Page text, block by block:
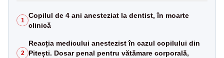
1
Copilul de 4 ani anesteziat la dentist, în moarte
clinică
2
Reacția medicului anestezist în cazul copilului din
Pitești. Dosar penal pentru vătămare corporală,